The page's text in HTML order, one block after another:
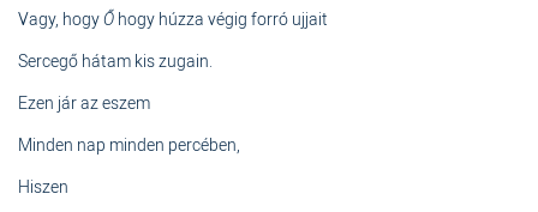
Vagy, hogyŐ hogy húzza végig forró ujjait
Sercegő hátam kis zugain.
Ezen jár az eszem
Minden nap minden percében,
Hiszen